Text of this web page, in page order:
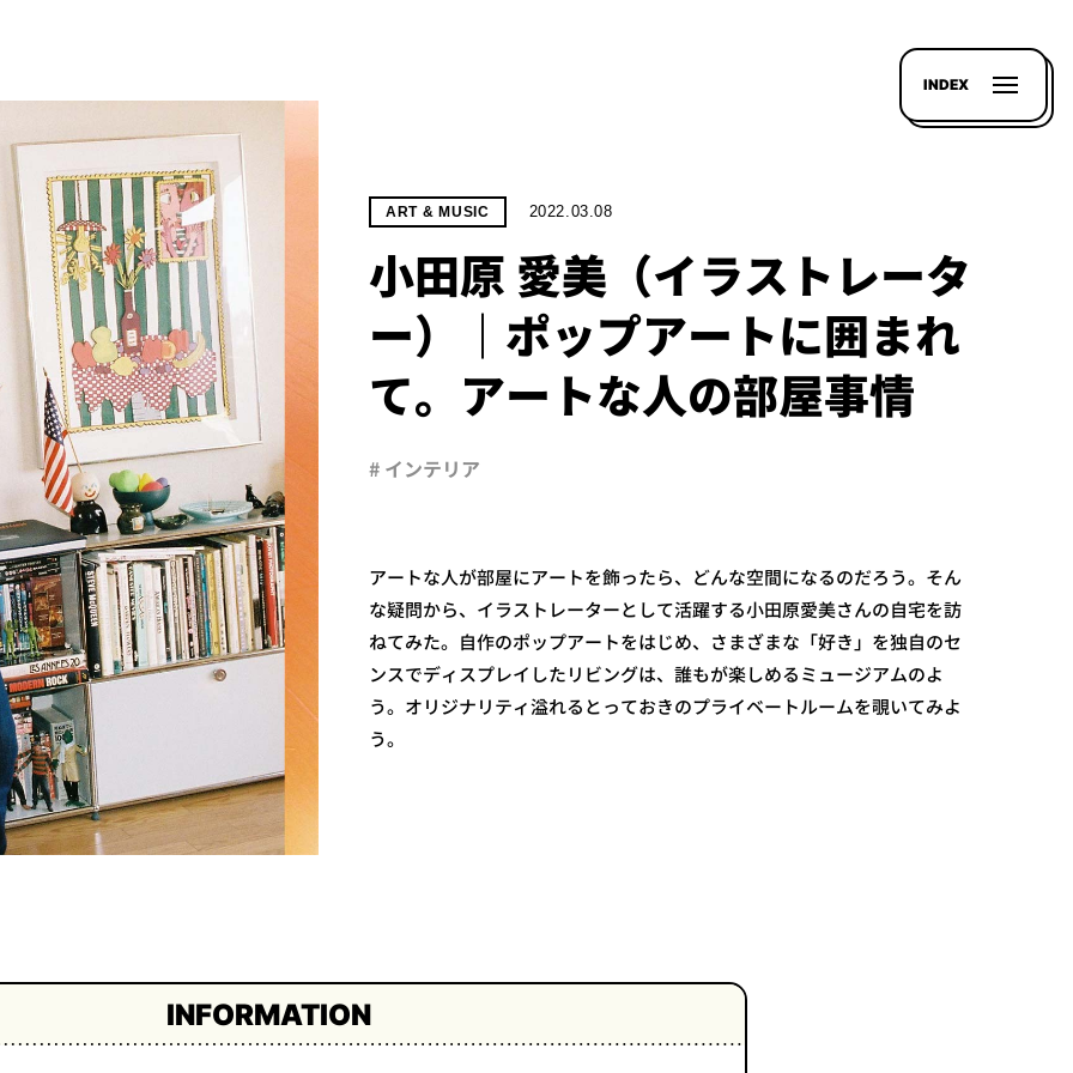
INDEX
ART & MUSIC 2022.03.08
小田原 愛美（イラストレータ
ー）｜ポップアートに囲まれ
て。アートな人の部屋事情
# インテリア
アートな人が部屋にアートを飾ったら、どんな空間になるのだろう。そん
な疑問から、イラストレーターとして活躍する小田原愛美さんの自宅を訪
ねてみた。自作のポップアートをはじめ、さまざまな「好き」を独自のセ
ンスでディスプレイしたリビングは、誰もが楽しめるミュージアムのよ
う。オリジナリティ溢れるとっておきのプライベートルームを覗いてみよ
う。
INFORMATION